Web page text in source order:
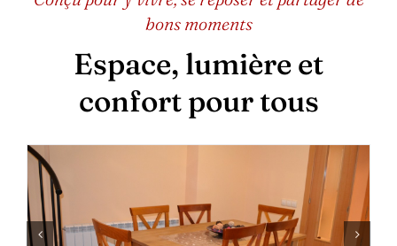
bons moments
Espace, lumière et
confort pour tous